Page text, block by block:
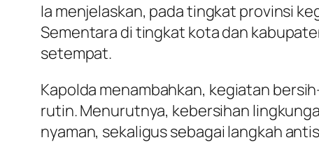
Ia menjelaskan, pada tingkat provinsi
Sementara di tingkat kota dan
setempat.
Kapolda menambahkan, kegiatan
rutin. Menurutnya, kebersihan
nyaman, sekaligus sebagai langkah